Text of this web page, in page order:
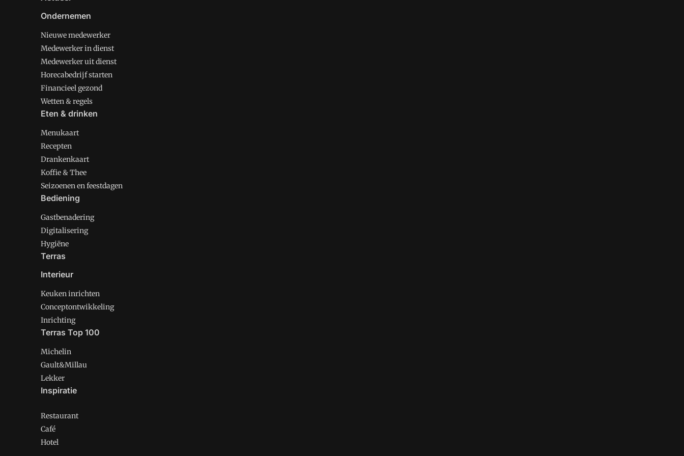
Ondernemen
Nieuwe medewerker
Medewerker in dienst
Medewerker uit dienst
Horecabedrijf starten
Financieel gezond
Wetten & regels
Eten & drinken
Menukaart
Recepten
Drankenkaart
Koffie & Thee
Seizoenen en feestdagen
Bediening
Gastbenadering
Digitalisering
Hygiëne
Terras
Interieur
Keuken inrichten
Conceptontwikkeling
Inrichting
Terras Top 100
Michelin
Gault&Millau
Lekker
Inspiratie
Restaurant
Café
Hotel